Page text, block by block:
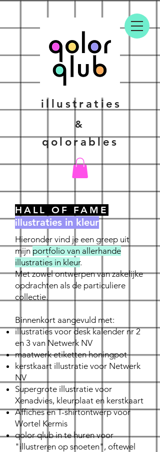
qolorables
illustraties
&
HALL OF FAME
illustraties in kleur
Hieronder vind je een greep uit
mijn portfolio van allerhande
illustraties in kleur.
Met zowel ontwerpen van zakelijke
opdrachten als de particuliere
collectie.
Binnenkort aangevuld met:
illustraties voor desk kalender nr 2
en 3 van Netwerk NV​
maatwerk etiketten honingpot
kerstkaart illustratie voor Netwerk
NV
Supergrote illustratie voor
Xenadvies, kleurplaat en kerstkaart
Affiches en T-shirtontwerp voor
Wortel Kermis
qolor qlub in te huren voor
"illustreren op snoeten", oftewel